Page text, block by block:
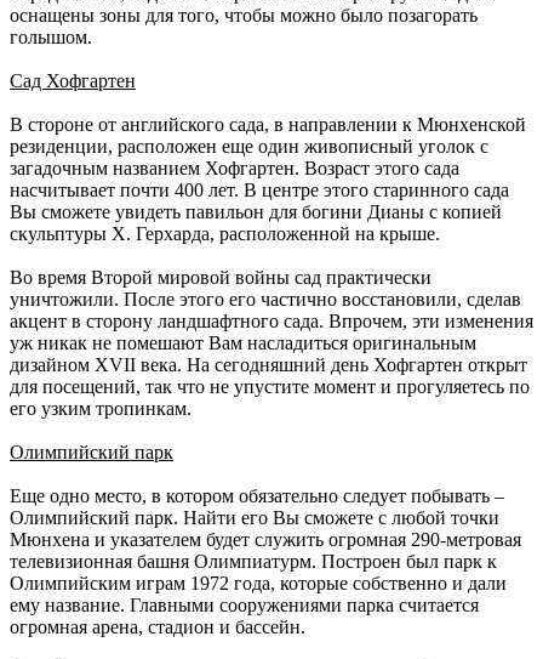
оснащены зоны для того, чтобы можно было позагорать
голышом.
Сад Хофгартен
В стороне от английского сада, в направлении к Мюнхенской
резиденции, расположен еще один живописный уголок с
загадочным названием Хофгартен. Возраст этого сада
насчитывает почти 400 лет. В центре этого старинного сада
Вы сможете увидеть павильон для богини Дианы с копией
скульптуры Х. Герхарда, расположенной на крыше.
Во время Второй мировой войны сад практически
уничтожили. После этого его частично восстановили, сделав
акцент в сторону ландшафтного сада. Впрочем, эти изменения
уж никак не помешают Вам насладиться оригинальным
дизайном XVII века. На сегодняшний день Хофгартен открыт
для посещений, так что не упустите момент и прогуляетесь по
его узким тропинкам.
Олимпийский парк
Еще одно место, в котором обязательно следует побывать –
Олимпийский парк. Найти его Вы сможете с любой точки
Мюнхена и указателем будет служить огромная 290-метровая
телевизионная башня Олимпиатурм. Построен был парк к
Олимпийским играм 1972 года, которые собственно и дали
ему название. Главными сооружениями парка считается
огромная арена, стадион и бассейн.